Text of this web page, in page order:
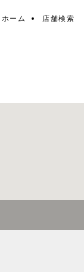
ホーム 店舗検索